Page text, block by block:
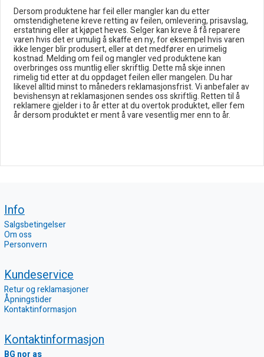
Dersom produktene har feil eller mangler kan du etter
omstendighetene kreve retting av feilen, omlevering, prisavslag,
erstatning eller at kjøpet heves. Selger kan kreve å få reparere
varen hvis det er umulig å skaffe en ny, for eksempel hvis varen
ikke lenger blir produsert, eller at det medfører en urimelig
kostnad. Melding om feil og mangler ved produktene kan
overbringes oss muntlig eller skriftlig. Dette må skje innen
rimelig tid etter at du oppdaget feilen eller mangelen. Du har
likevel alltid minst to måneders reklamasjonsfrist. Vi anbefaler av
bevishensyn at reklamasjonen sendes oss skriftlig. Retten til å
reklamere gjelder i to år etter at du overtok produktet, eller fem
år dersom produktet er ment å vare vesentlig mer enn to år.
Info
Salgsbetingelser
Om oss
Personvern
Kundeservice
Retur og reklamasjoner
Åpningstider
Kontaktinformasjon
Kontaktinformasjon
BG nor as